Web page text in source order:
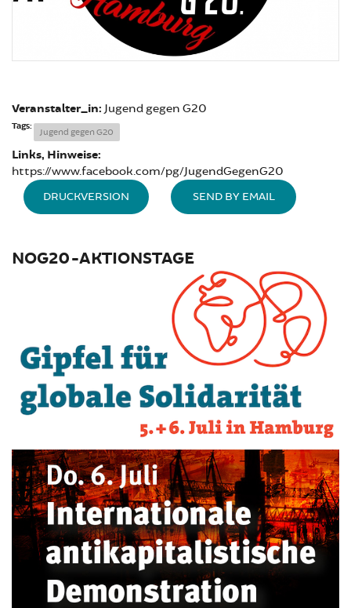
Veranstalter_in: Jugend gegen G20
Tags:
Jugend gegen G20
Links, Hinweise:
https://www.facebook.com/pg/JugendGegenG20
DRUCKVERSION SEND BY EMAIL
NOG20-AKTIONSTAGE